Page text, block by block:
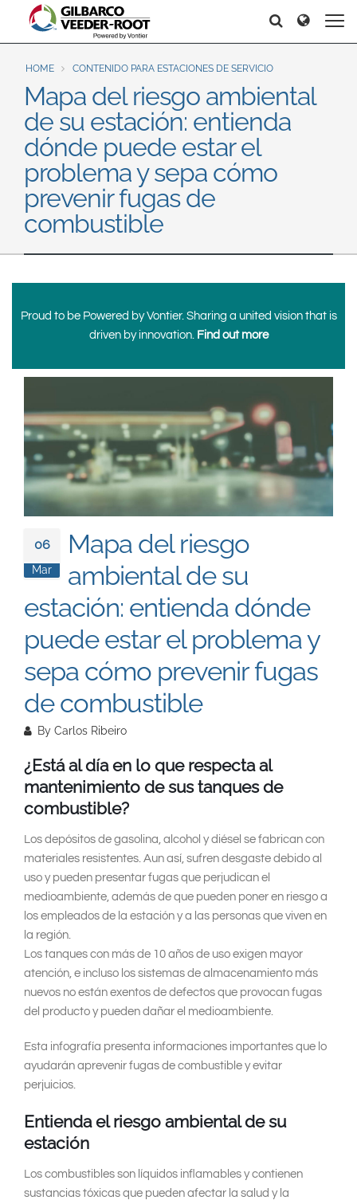
North America
United States
Canada
Latin America
Español English
Brazil
Português
English
Europe & CIS
English
Dansk
Deutsch
Français
Italiano
Magyar
Norsk
Română
Srpski
Asia Pacific
Australia
Search
Search Search
HOME CONTENIDO PARA ESTACIONES DE SERVICIO
Mapa del riesgo ambiental
de su estación: entienda
dónde puede estar el
problema y sepa cómo
prevenir fugas de
combustible
Proud to be Powered by Vontier. Sharing a united vision that is
driven by innovation. Find out more
06
Mar
Mapa del riesgo
ambiental de su
estación: entienda dónde
puede estar el problema y
sepa cómo prevenir fugas
de combustible
By Carlos Ribeiro
¿Está al día en lo que respecta al
mantenimiento de sus tanques de
combustible?
Los depósitos de gasolina, alcohol y diésel se fabrican con
materiales resistentes. Aun así, sufren desgaste debido al
uso y pueden presentar fugas que perjudican el
medioambiente, además de que pueden poner en riesgo a
los empleados de la estación y a las personas que viven en
la región.
Los tanques con más de 10 años de uso exigen mayor
atención, e incluso los sistemas de almacenamiento más
nuevos no están exentos de defectos que provocan fugas
del producto y pueden dañar el medioambiente.
Esta infografía presenta informaciones importantes que lo
ayudarán aprevenir fugas de combustible y evitar
perjuicios.
Entienda el riesgo ambiental de su
estación
Los combustibles son líquidos inflamables y contienen
sustancias tóxicas que pueden afectar la salud y la